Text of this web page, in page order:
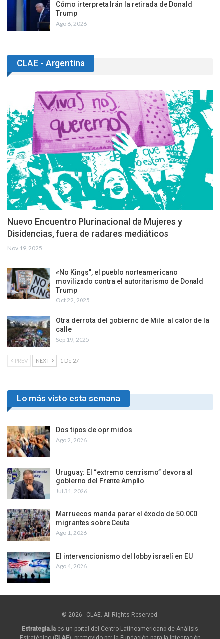
Cómo interpreta Irán la retirada de Donald
Trump
Ago 6, 2026
CLAE - Argentina
Nuevo Encuentro Plurinacional de Mujeres y
Disidencias, fuera de radares mediáticos
Nov 19, 2025
«No Kings”, el pueblo norteamericano
movilizado contra el autoritarismo de Donald
Trump
Oct 22, 2025
Otra derrota del gobierno de Milei al calor de la
calle
Sep 19, 2025
PREV NEXT 1 De 27
Lo más visto esta semana
Dos tipos de oprimidos
Ago 2, 2026
Uruguay: El “extremo centrismo” devora al
gobierno del Frente Amplio
Jul 31, 2026
Marruecos manda parar el éxodo de 50.000
migrantes sobre Ceuta
Ago 1, 2026
El intervencionismo del lobby israelí en EU
Ago 4, 2026
© 2026 - CLAE. All Rights Reserved.
Estrategia.la es un portal del Centro Latinoamericano de Análisis
Estratégico (CLAE), promovido por la Fundación para la Integración